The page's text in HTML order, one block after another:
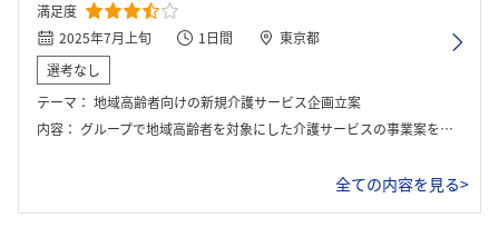
満足度
2025年7月上旬
1日間
東京都
選考なし
テーマ： 地域高齢者向けの新規介護サービス企画立案
内容： グループで地域高齢者を対象にした介護サービスの事業案を考え、ターゲットの生活導線や家族構成を設定したうえでペルソナを作成した。その後、料金体系や収益モデルを整理し、既存サービスとの違いを整理してから、最終的に経営陣役の社員に向けてプレゼンテーションを行った。
全ての内容を見る>